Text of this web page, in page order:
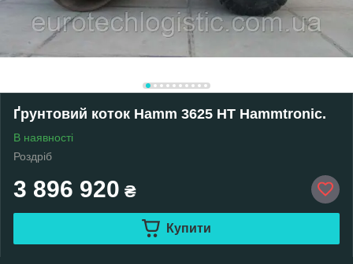
Ґрунтовий коток Hamm 3625 HT Hammtronic.
В наявності
Роздріб
3 896 920 ₴
Купити